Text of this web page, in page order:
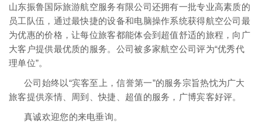
山东振鲁国际旅游航空服务有限公司还拥有一批专业高素质的
员工队伍，通过最快捷的设备和电脑操作系统获得航空公司最
为优惠的价格，让每位旅客都能体会到超值舒适的旅程，向广
大客户提供最优质的服务。公司被多家航空公司评为“优秀代
理单位”。
公司始终以“宾客至上，信誉第一”的服务宗旨热忱为广大
旅客提供亲情、周到、快捷、超值的服务，广博宾客好评。
真诚欢迎您的来电垂询。